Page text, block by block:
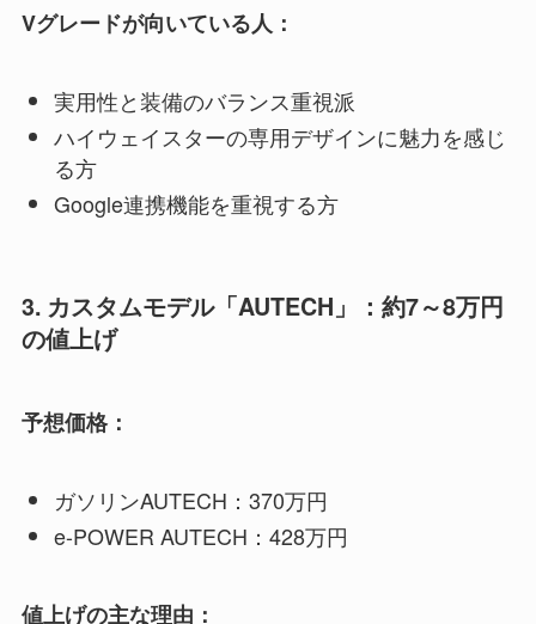
Vグレードが向いている人：
実用性と装備のバランス重視派
ハイウェイスターの専用デザインに魅力を感じ
る方
Google連携機能を重視する方
3. カスタムモデル「AUTECH」：約7～8万円
の値上げ
予想価格：
ガソリンAUTECH：370万円
e-POWER AUTECH：428万円
値上げの主な理由：